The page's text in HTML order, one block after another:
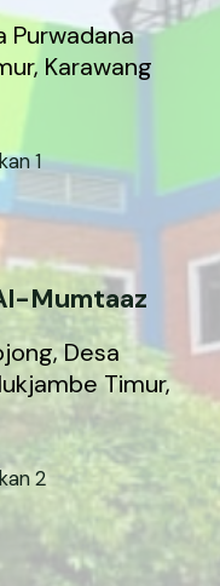
Purwadana
Karawang
1
Mumtaaz
Desa
Timur,
2